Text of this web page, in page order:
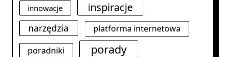
innowacje inspiracje
narzędzia
platforma internetowa
poradniki
porady